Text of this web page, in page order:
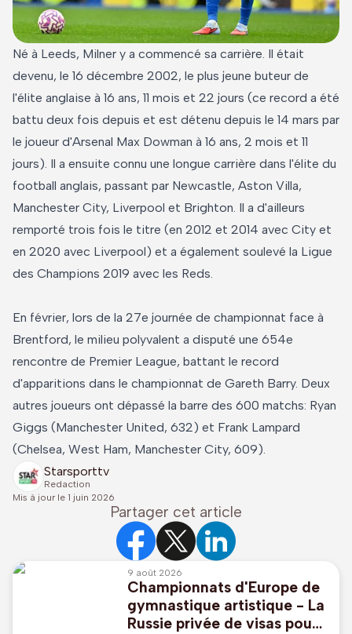
Né à Leeds, Milner y a commencé sa carrière. Il était
devenu, le 16 décembre 2002, le plus jeune buteur de
l'élite anglaise à 16 ans, 11 mois et 22 jours (ce record a été
battu deux fois depuis et est détenu depuis le 14 mars par
le joueur d'Arsenal Max Dowman à 16 ans, 2 mois et 11
jours). Il a ensuite connu une longue carrière dans l'élite du
football anglais, passant par Newcastle, Aston Villa,
Manchester City, Liverpool et Brighton. Il a d'ailleurs
remporté trois fois le titre (en 2012 et 2014 avec City et
en 2020 avec Liverpool) et a également soulevé la Ligue
des Champions 2019 avec les Reds.
En février, lors de la 27e journée de championnat face à
Brentford, le milieu polyvalent a disputé une 654e
rencontre de Premier League, battant le record
d'apparitions dans le championnat de Gareth Barry. Deux
autres joueurs ont dépassé la barre des 600 matchs: Ryan
Giggs (Manchester United, 632) et Frank Lampard
(Chelsea, West Ham, Manchester City, 609).
Starsporttv
Redaction
Mis à jour le 1 juin 2026
Partager cet article
9 août 2026
Championnats d'Europe de
gymnastique artistique - La
Russie privée de visas pour